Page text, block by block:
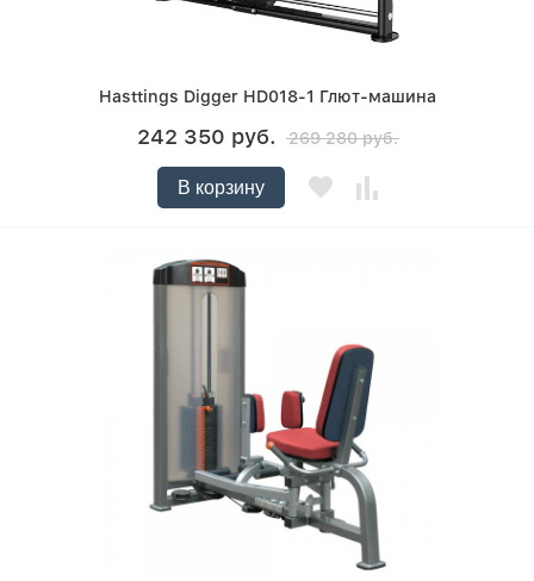
Hasttings Digger HD018-1 Глют-машина
242 350 руб. 269 280 руб.
В корзину